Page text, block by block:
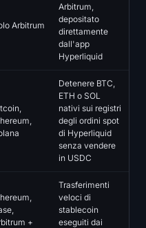
Arbitrum
Arbitrum,
depositato
direttamente
dall'app
Hyperliquid
Detenere BTC,
ETH o SOL
nativi sui registri
degli ordini spot
di Hyperliquid
senza vendere
in USDC
+
Trasferimenti
veloci di
stablecoin
eseguiti dai